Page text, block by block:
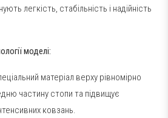
легкість, стабільність і надійність
моделі:
матеріал верху рівномірно
частину стопи та підвищує
ковзань.